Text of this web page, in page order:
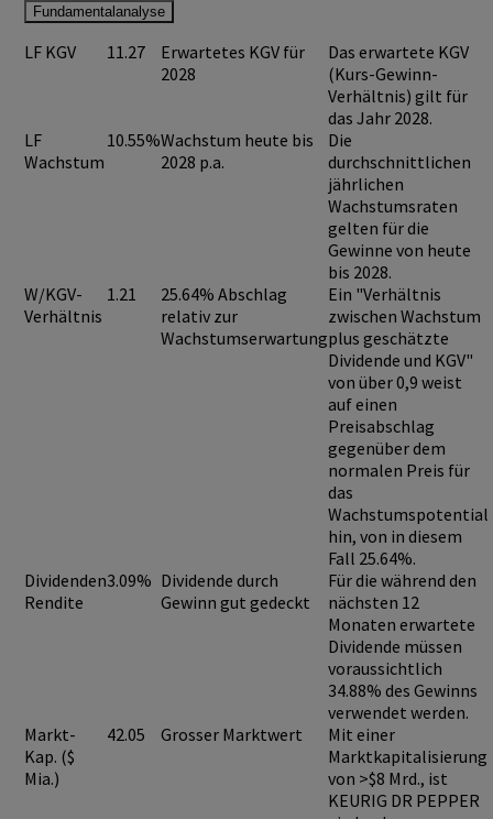
Fundamentalanalyse
LF KGV 11.27
Erwartetes KGV für
2028
Das erwartete KGV
(Kurs-Gewinn-
Verhältnis) gilt für
das Jahr 2028.
LF
Wachstum
10.55%Wachstum heute bis
2028 p.a.
Die
durchschnittlichen
jährlichen
Wachstumsraten
gelten für die
Gewinne von heute
bis 2028.
W/KGV-
Verhältnis
1.21
25.64% Abschlag
relativ zur
Wachstumserwartung
Ein "Verhältnis
zwischen Wachstum
plus geschätzte
Dividende und KGV"
von über 0,9 weist
auf einen
Preisabschlag
gegenüber dem
normalen Preis für
das
Wachstumspotential
hin, von in diesem
Fall 25.64%.
Dividenden
Rendite
3.09% Dividende durch
Gewinn gut gedeckt
Für die während den
nächsten 12
Monaten erwartete
Dividende müssen
voraussichtlich
34.88% des Gewinns
verwendet werden.
Markt-
Kap. ($
Mia.)
42.05 Grosser Marktwert
Mit einer
Marktkapitalisierung
von >$8 Mrd., ist
KEURIG DR PEPPER